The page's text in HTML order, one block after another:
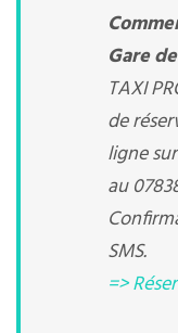
Gare
TAXI
de
ligne
au
SMS.
=>